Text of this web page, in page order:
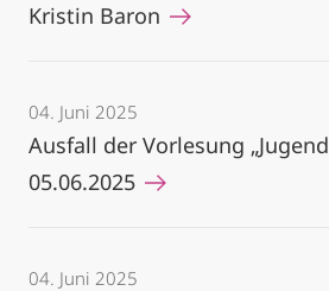
Kristin Baron
04. Juni 2025
Ausfall der Vorlesung
05.06.2025
04. Juni 2025